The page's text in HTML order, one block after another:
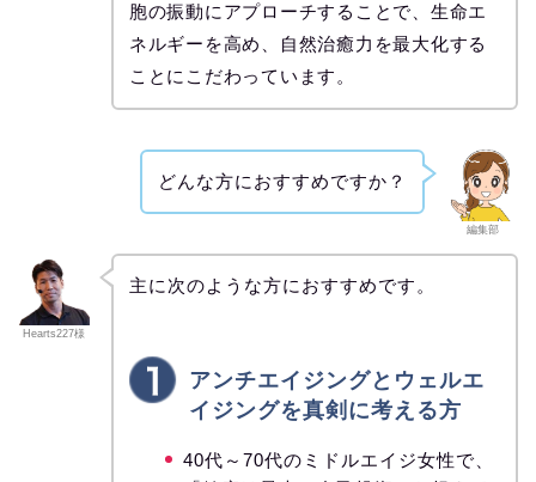
胞の振動にアプローチすることで、生命エ
ネルギーを高め、自然治癒力を最大化する
ことにこだわっています。
編集部
どんな方におすすめですか？
Hearts227様
主に次のような方におすすめです。
アンチエイジングとウェルエ
イジングを真剣に考える方
40代～70代のミドルエイジ女性で、